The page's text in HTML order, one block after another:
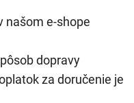
našom e-shope
dopravy
za doručenie je